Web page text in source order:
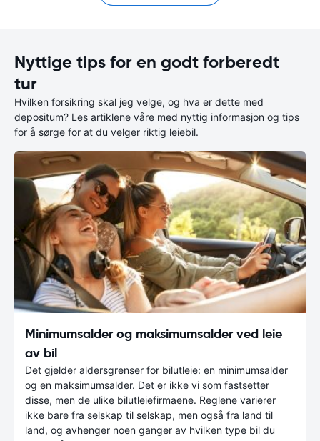
Nyttige tips for en godt forberedt
tur
Hvilken forsikring skal jeg velge, og hva er dette med
depositum? Les artiklene våre med nyttig informasjon og tips
for å sørge for at du velger riktig leiebil.
Minimumsalder og maksimumsalder ved leie
av bil
Det gjelder aldersgrenser for bilutleie: en minimumsalder
og en maksimumsalder. Det er ikke vi som fastsetter
disse, men de ulike bilutleiefirmaene. Reglene varierer
ikke bare fra selskap til selskap, men også fra land til
land, og avhenger noen ganger av hvilken type bil du